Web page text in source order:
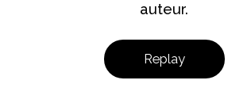
auteur.
Replay